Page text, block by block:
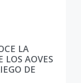
LA
LOS AOVES
DE